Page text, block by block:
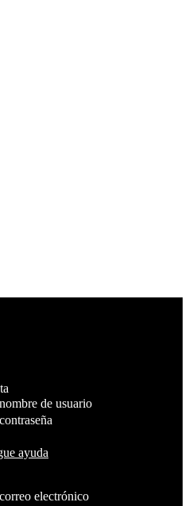
de usuario
ayuda
electrónico